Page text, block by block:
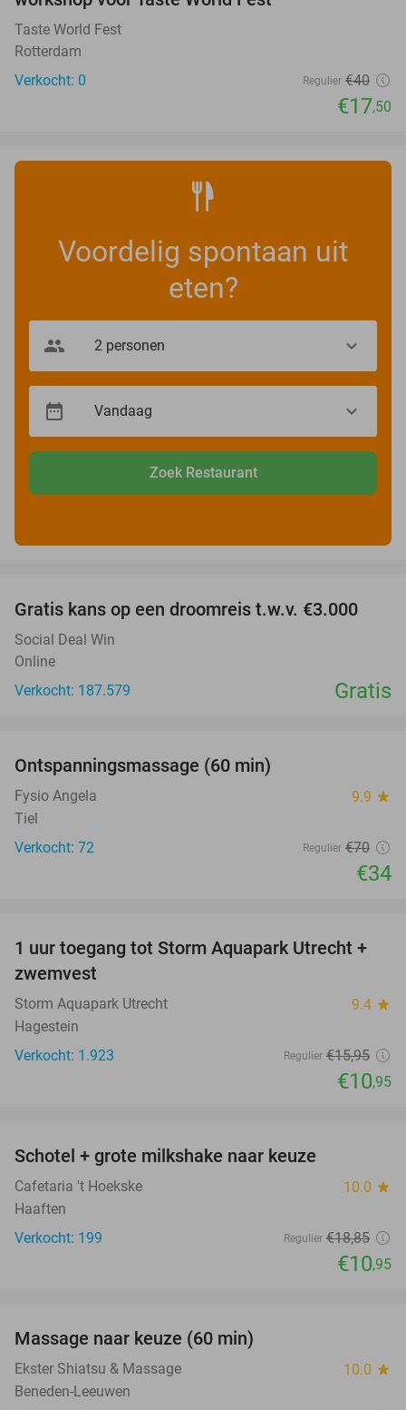
Taste World Fest
Rotterdam
Verkocht: 0
Regulier €40
€17,50
Voordelig spontaan uit
eten?
Zoek Restaurant
Gratis kans op een droomreis t.w.v. €3.000
Social Deal Win
Online
Verkocht: 187.579
Gratis
Ontspanningsmassage (60 min)
Fysio Angela 9.9 star
Tiel
Verkocht: 72
Regulier €70
€34
31%
1 uur toegang tot Storm Aquapark Utrecht +
zwemvest
Storm Aquapark Utrecht 9.4 star
Hagestein
Verkocht: 1.923
Regulier €15,95
€10,95
Schotel + grote milkshake naar keuze
Cafetaria 't Hoekske 10.0 star
Haaften
Verkocht: 199
Regulier €18,85
€10,95
Massage naar keuze (60 min)
Ekster Shiatsu & Massage 10.0 star
Beneden-Leeuwen